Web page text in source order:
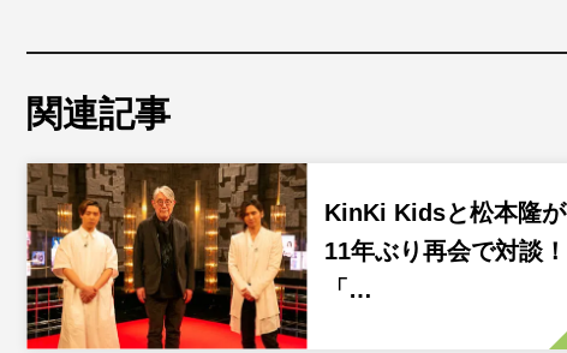
関連記事
KinKi Kidsと松本隆が
11年ぶり再会で対談！
「…